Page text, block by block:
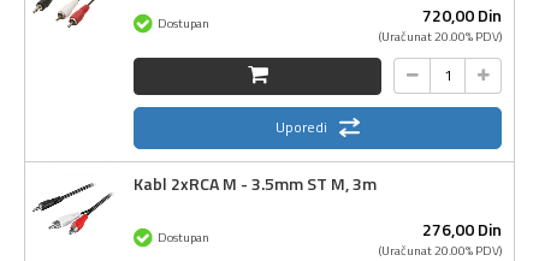
720,00Din
(Uračunat 20.00% PDV)
Dostupan
Uporedi
Kabl 2xRCA M - 3.5mm ST M, 3m
276,00Din
(Uračunat 20.00% PDV)
Dostupan